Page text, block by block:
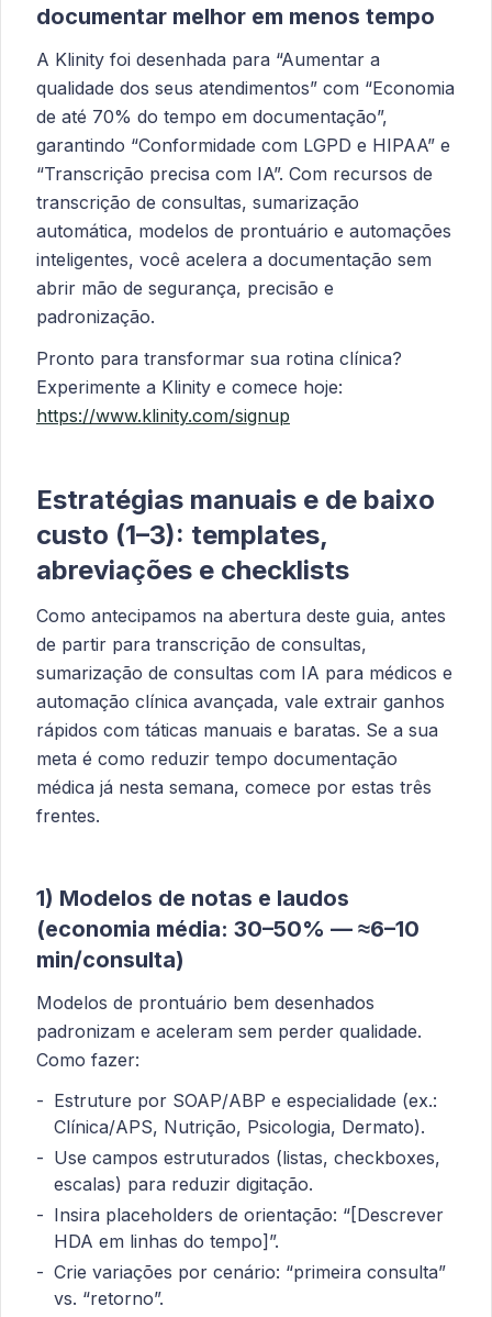
documentar melhor em menos tempo
A Klinity foi desenhada para “Aumentar a
qualidade dos seus atendimentos” com “Economia
de até 70% do tempo em documentação”,
garantindo “Conformidade com LGPD e HIPAA” e
“Transcrição precisa com IA”. Com recursos de
transcrição de consultas, sumarização
automática, modelos de prontuário e automações
inteligentes, você acelera a documentação sem
abrir mão de segurança, precisão e
padronização.
Pronto para transformar sua rotina clínica?
Experimente a Klinity e comece hoje:
https://www.klinity.com/signup
Estratégias manuais e de baixo
custo (1–3): templates,
abreviações e checklists
Como antecipamos na abertura deste guia, antes
de partir para transcrição de consultas,
sumarização de consultas com IA para médicos e
automação clínica avançada, vale extrair ganhos
rápidos com táticas manuais e baratas. Se a sua
meta é como reduzir tempo documentação
médica já nesta semana, comece por estas três
frentes.
1) Modelos de notas e laudos
(economia média: 30–50% — ≈6–10
min/consulta)
Modelos de prontuário bem desenhados
padronizam e aceleram sem perder qualidade.
Como fazer:
Estruture por SOAP/ABP e especialidade (ex.:
Clínica/APS, Nutrição, Psicologia, Dermato).
Use campos estruturados (listas, checkboxes,
escalas) para reduzir digitação.
Insira placeholders de orientação: “[Descrever
HDA em linhas do tempo]”.
Crie variações por cenário: “primeira consulta”
vs. “retorno”.